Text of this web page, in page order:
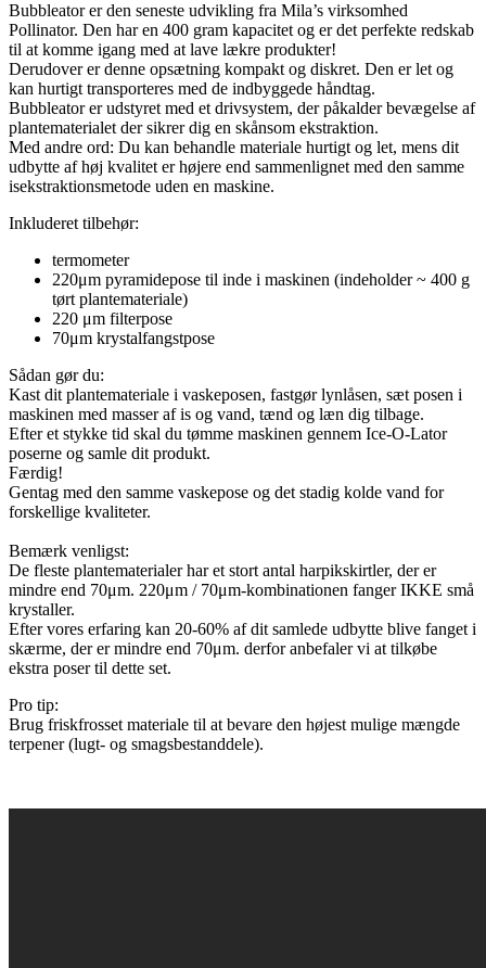
Bubbleator er den seneste udvikling fra Mila’s virksomhed
Pollinator. Den har en 400 gram kapacitet og er det perfekte redskab
til at komme igang med at lave lækre produkter!
Derudover er denne opsætning kompakt og diskret. Den er let og
kan hurtigt transporteres med de indbyggede håndtag.
Bubbleator er udstyret med et drivsystem, der påkalder bevægelse af
plantematerialet der sikrer dig en skånsom ekstraktion.
Med andre ord: Du kan behandle materiale hurtigt og let, mens dit
udbytte af høj kvalitet er højere end sammenlignet med den samme
isekstraktionsmetode uden en maskine.
Inkluderet tilbehør:
termometer
220μm pyramidepose til inde i maskinen (indeholder ~ 400 g
tørt plantemateriale)
220 μm filterpose
70μm krystalfangstpose
Sådan gør du:
Kast dit plantemateriale i vaskeposen, fastgør lynlåsen, sæt posen i
maskinen med masser af is og vand, tænd og læn dig tilbage.
Efter et stykke tid skal du tømme maskinen gennem Ice-O-Lator
poserne og samle dit produkt.
Færdig!
Gentag med den samme vaskepose og det stadig kolde vand for
forskellige kvaliteter.
Bemærk venligst:
De fleste plantematerialer har et stort antal harpikskirtler, der er
mindre end 70μm. 220μm / 70μm-kombinationen fanger IKKE små
krystaller.
Efter vores erfaring kan 20-60% af dit samlede udbytte blive fanget i
skærme, der er mindre end 70μm. derfor anbefaler vi at tilkøbe
ekstra poser til dette set.
Pro tip:
Brug friskfrosset materiale til at bevare den højest mulige mængde
terpener (lugt- og smagsbestanddele).